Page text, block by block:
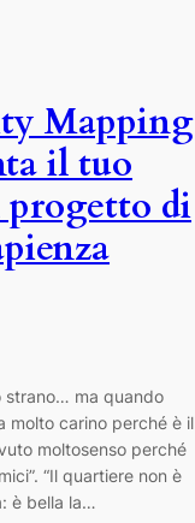
Mapping
il tuo
di
strano… ma quando
molto carino perché è il
moltosenso perché
“Il quartiere non è
è bella la…